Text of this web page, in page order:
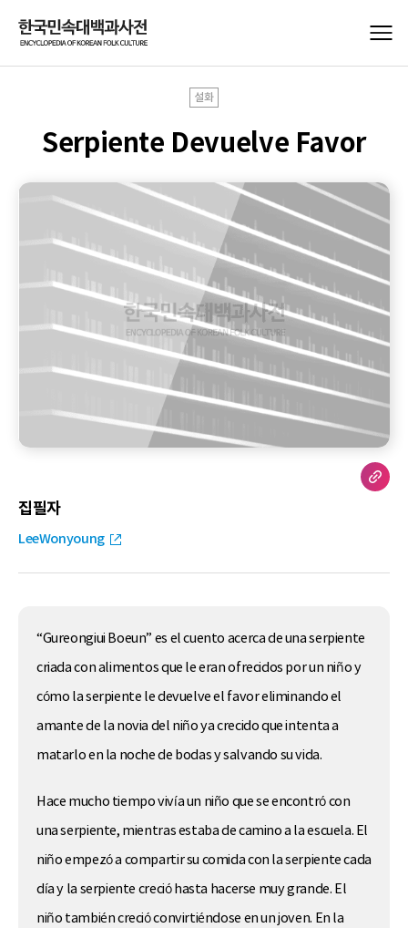
설화
Serpiente Devuelve Favor
집필자
LeeWonyoung
“Gureongiui Boeun” es el cuento acerca de una serpiente
criada con alimentos que le eran ofrecidos por un niño y
cómo la serpiente le devuelve el favor eliminando el
amante de la novia del niño ya crecido que intenta a
matarlo en la noche de bodas y salvando su vida.
Hace mucho tiempo vivía un niño que se encontró con
una serpiente, mientras estaba de camino a la escuela. El
niño empezó a compartir su comida con la serpiente cada
día y la serpiente creció hasta hacerse muy grande. El
niño también creció convirtiéndose en un joven. En la